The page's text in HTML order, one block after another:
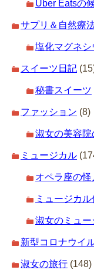
Uber Eatsの
サプリ＆自然療
塩化マグネシ
スイーツ日記
秘書スイーツ
ファッション (8)
淑女の美容院
ミュージカル
オペラ座の怪
ミュージカ
淑女のミュー
新型コロナウイ
淑女の旅行 (148)